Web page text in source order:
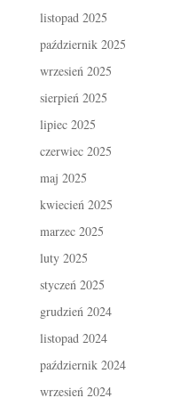
listopad 2025
październik 2025
wrzesień 2025
sierpień 2025
lipiec 2025
czerwiec 2025
maj 2025
kwiecień 2025
marzec 2025
luty 2025
styczeń 2025
grudzień 2024
listopad 2024
październik 2024
wrzesień 2024